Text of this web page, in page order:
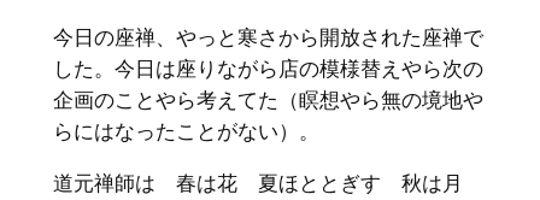
今日の座禅、やっと寒さから開放された座禅で
した。今日は座りながら店の模様替えやら次の
企画のことやら考えてた（瞑想やら無の境地や
らにはなったことがない）。
道元禅師は 春は花 夏ほととぎす 秋は月